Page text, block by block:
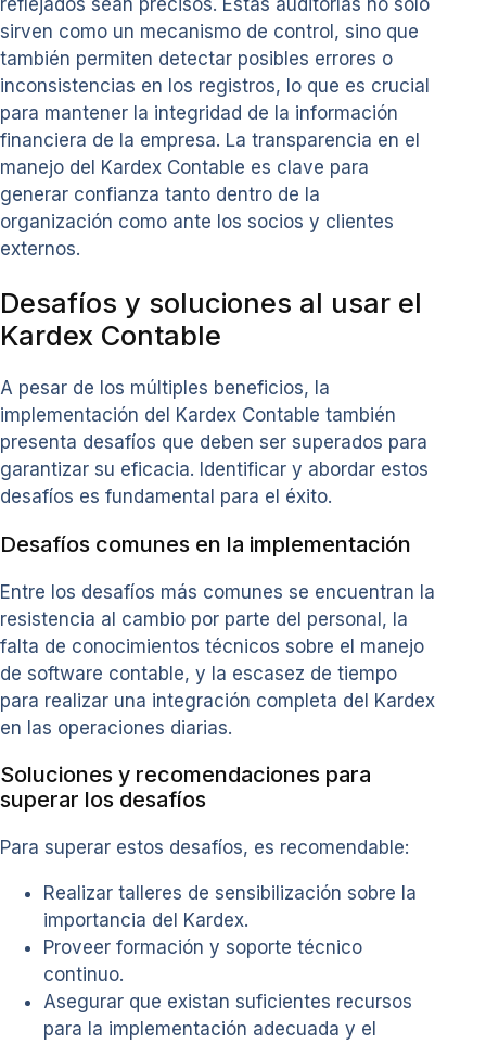
reflejados sean precisos. Estas auditorías no solo
sirven como un mecanismo de control, sino que
también permiten detectar posibles errores o
inconsistencias en los registros, lo que es crucial
para mantener la integridad de la información
financiera de la empresa. La transparencia en el
manejo del Kardex Contable es clave para
generar confianza tanto dentro de la
organización como ante los socios y clientes
externos.
Desafíos y soluciones al usar el
Kardex Contable
A pesar de los múltiples beneficios, la
implementación del Kardex Contable también
presenta desafíos que deben ser superados para
garantizar su eficacia. Identificar y abordar estos
desafíos es fundamental para el éxito.
Desafíos comunes en la implementación
Entre los desafíos más comunes se encuentran la
resistencia al cambio por parte del personal, la
falta de conocimientos técnicos sobre el manejo
de software contable, y la escasez de tiempo
para realizar una integración completa del Kardex
en las operaciones diarias.
Soluciones y recomendaciones para
superar los desafíos
Para superar estos desafíos, es recomendable:
Realizar talleres de sensibilización sobre la
importancia del Kardex.
Proveer formación y soporte técnico
continuo.
Asegurar que existan suficientes recursos
para la implementación adecuada y el